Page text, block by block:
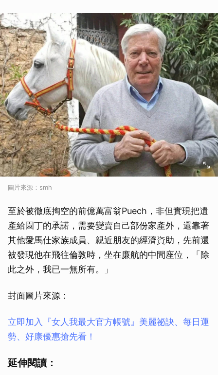
圖片來源：smh
至於被徹底掏空的前億萬富翁Puech，非但實現把遺
產給園丁的承諾，需要變賣自己部份家產外，還靠著
其他愛馬仕家族成員、親近朋友的經濟資助，先前還
被發現他在飛往倫敦時，坐在廉航的中間座位，「除
此之外，我已一無所有。」
封面圖片來源：
立即加入『女人我最大官方帳號』美麗祕訣、每日運
勢、好康優惠搶先看！
延伸閱讀：